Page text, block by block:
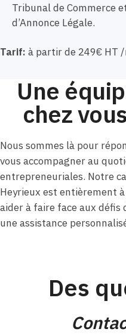
Tribunal de Commerce
d’Annonce Légale.
Tarif: à partir de 249€ HT
Une
chez
Nous sommes là pour
vous accompagner au
entrepreneuriales. Notre
Heyrieux est entièrement
aider à faire face aux
une assistance
Des